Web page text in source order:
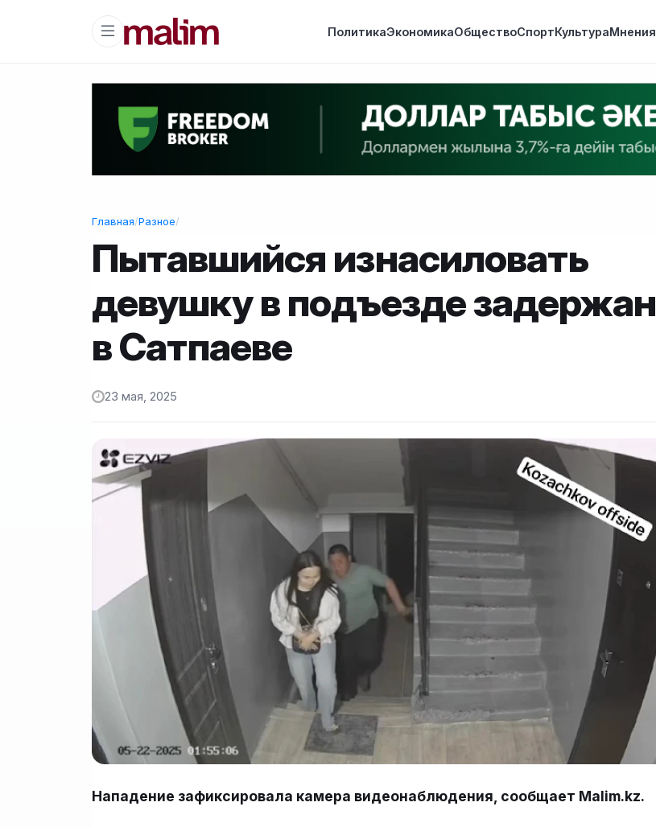
ПолитикаЭкономикаОбществоСпортКультураМнения
Главная/Разное/
Пытавшийся изнасиловать
девушку в подъезде задержан
в Сатпаеве
23 мая, 2025
Нападение зафиксировала камера видеонаблюдения, сообщает Malim.kz.